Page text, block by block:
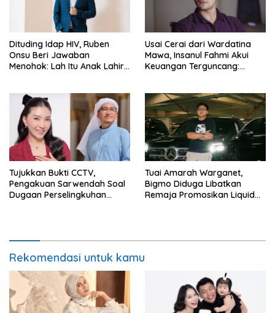
Dituding Idap HIV, Ruben
Onsu Beri Jawaban
Menohok: Lah Itu Anak Lahir
Usai Cerai dari Wardatina
Mawa, Insanul Fahmi Akui
Keuangan Terguncang:
Tujukkan Bukti CCTV,
Pengakuan Sarwendah Soal
Dugaan Perselingkuhan
Tuai Amarah Warganet,
Bigmo Diduga Libatkan
Remaja Promosikan Liquid
Rekomendasi untuk kamu